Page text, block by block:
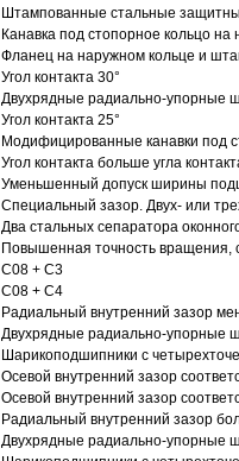
Штампованные стальные
Канавка под стопорное кольцо
Фланец на наружном кольце и
Угол контакта 30°
Двухрядные радиально-упорные
Угол контакта 25°
Модифицированные канавки под
Угол контакта больше угла
Уменьшенный допуск ширины
Специальный зазор. Двух- или
Два стальных сепаратора
Повышенная точность вращения,
C08 + C3
C08 + C4
Pадиальный внутренний зазор
Двухрядные радиально-упорные
Шарикоподшипники с
Осевой внутренний зазор
Осевой внутренний зазор
Pадиальный внутренний зазор
Двухрядные радиально-упорные